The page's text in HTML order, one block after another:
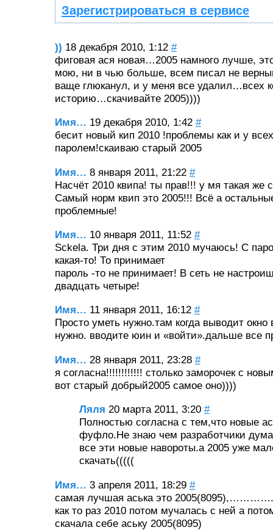
Зарегистрироваться в сервисе
)) 18 декабря 2010, 1:12 #
фиговая ася новая…2005 намного лучше,
мою, ни в чью больше, всем писал не
ваще глюканул, и у меня все удалил…всех
историю…скачивайте 2005))))
Имя… 19 декабря 2010, 1:42 #
бесит новый кип 2010 !проблемы как и у
паролем!скаиваю старый 2005
Имя… 8 января 2011, 21:22 #
Насчёт 2010 квипа! ты прав!!! у мя такая же
Самый норм квип это 2005!!! Всё а
проблемные!
Имя… 10 января 2011, 11:52 #
Sckela. Три дня с этим 2010 мучаюсь! С
какая-то! То принимает
пароль -то не принимает! В сеть не
двадцать четыре!
Имя… 11 января 2011, 16:12 #
Просто уметь нужно.там когда выводит
нужно. вводите юин и «войти».дальше все
Имя… 28 января 2011, 23:28 #
я согласна!!!!!!!!!!!! столько заморочек с
вот старый добрый2005 самое оно))))
Ляля 20 марта 2011, 3:20 #
Полностью согласна с тем,что новые
фуфло.Не знаю чем разработчики
все эти новые навороты.а 2005 уже
скачать(((((
Имя… 3 апреля 2011, 18:29 #
самая лучшая аська это
как то раз 2010 потом мучалась с ней а
скачала себе аську 2005(8095)